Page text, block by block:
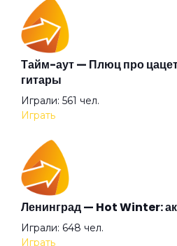
Библиотека
Бледные поэты
Будто я (англ.)
Будто я
Бумажный змей
Валентин Стрыкало — Gay
гитары
Просмотров: 25697 чел.
Аккорды для начинающих
легкие и простые песни на
Просмотров: 23269 чел.
Тайм-аут — Плюц про
гитары
Играли: 561 чел.
Играть
Ленинград — Hot Winter:
Играли: 648 чел.
Играть